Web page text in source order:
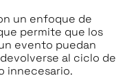
un enfoque de
permite que los
evento puedan
al ciclo de
innecesario.